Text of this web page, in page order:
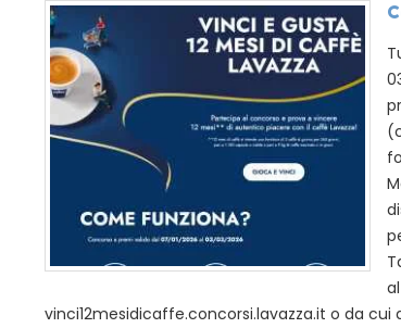
vinci12mesidicaffe.concorsi.lavazza.it o da